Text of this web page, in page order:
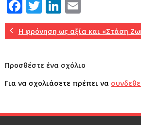
F
a
c
b
o
k
T
w
it
r
Li
n
k
dI
n
m
ai
Η φρόνηση ως αξία και «Στάση
Προσθέστε ένα σχόλιο
Για να σχολιάσετε πρέπει να